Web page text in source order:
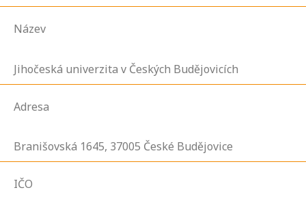
Název
Jihočeská univerzita v Českých Budějovicích
Adresa
Branišovská 1645, 37005 České Budějovice
IČO